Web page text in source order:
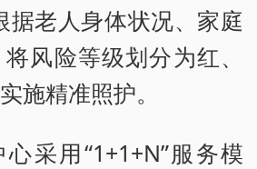
老人身体状况、家庭
风险等级划分为红、
施精准照护。
采用“1+1+N”服务模